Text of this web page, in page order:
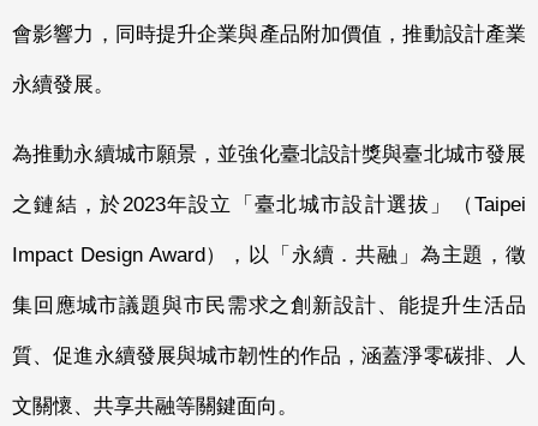
會影響力，同時提升企業與產品附加價值，推動設計產業
永續發展。
為推動永續城市願景，並強化臺北設計獎與臺北城市發展
之鏈結，於2023年設立「臺北城市設計選拔」（Taipei
Impact Design Award），以「永續．共融」為主題，徵
集回應城市議題與市民需求之創新設計、能提升生活品
質、促進永續發展與城市韌性的作品，涵蓋淨零碳排、人
文關懷、共享共融等關鍵面向。